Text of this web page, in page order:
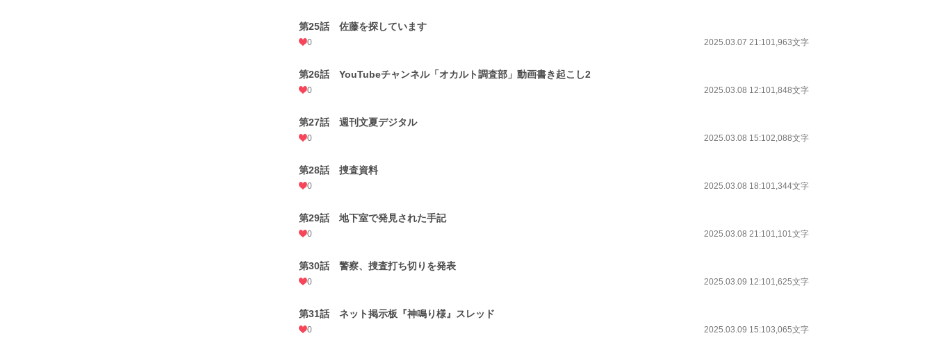
第25話 佐藤を探しています
0 2025.03.07 21:101,963文字
第26話 YouTubeチャンネル「オカルト調査部」動画書き起こし2
0 2025.03.08 12:101,848文字
第27話 週刊文夏デジタル
0 2025.03.08 15:102,088文字
第28話 捜査資料
0 2025.03.08 18:101,344文字
第29話 地下室で発見された手記
0 2025.03.08 21:101,101文字
第30話 警察、捜査打ち切りを発表
0 2025.03.09 12:101,625文字
第31話 ネット掲示板『神鳴り様』スレッド
0 2025.03.09 15:103,065文字